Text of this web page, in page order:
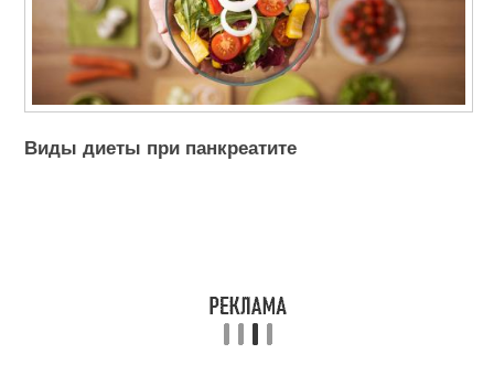
Виды диеты при панкреатите